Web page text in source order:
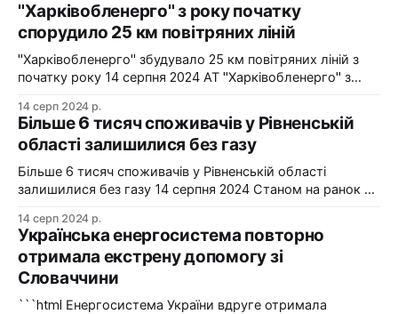
"Харківобленерго" з року початку
спорудило 25 км повітряних ліній
"Харківобленерго" збудувало 25 км повітряних ліній з
початку року 14 серпня 2024 АТ "Харківобленерго" з
ліній, оновило 1134 опори та встановило 5 нових
електропідстанцій у рамках інвестиційної програми на
2024-2025 роки. Фото: "Харківобленерго" "АТ
"Харківобленерго&
14 серп 2024 р.
Більше 6 тисяч споживачів у Рівненській
області залишилися без газу
Більше 6 тисяч споживачів у Рівненській області
залишилися без газу 14 серпня 2024 Станом на ранок 14
області залишилися без газопостачання через
технологічні проблеми. Фото: Рівнегаз Також, в
Сумській області в одному з населених пунктів в
результаті удару керованою авіабомбою пошкоджено
сталевий
14 серп 2024 р.
Українська енергосистема повторно
отримала екстрену допомогу зі
Словаччини
```html Енергосистема України вдруге отримала